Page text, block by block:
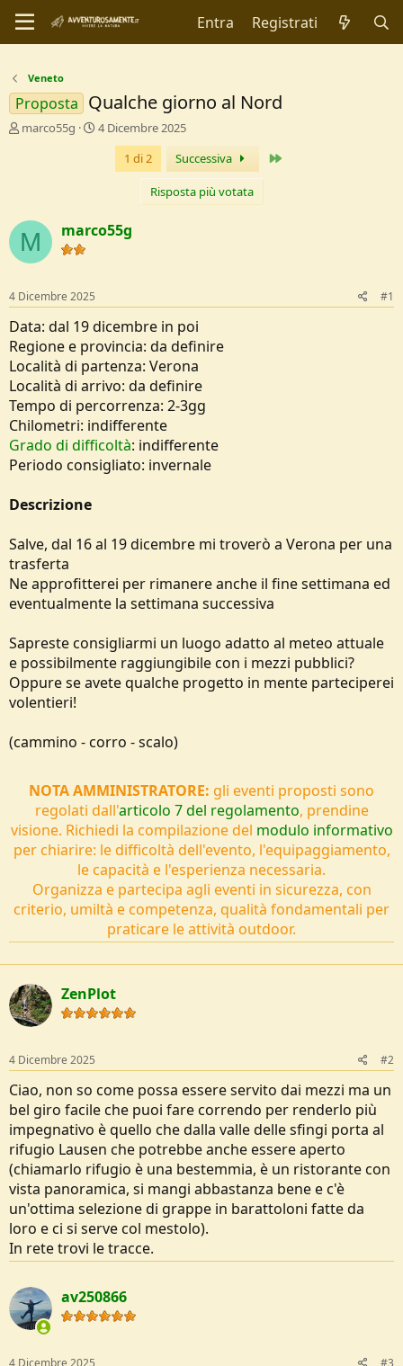
Entra Registrati
Veneto
Proposta Qualche giorno al Nord
C
r
e
D
s
c
u
s
s
i
o
n
marco55g
D
I
n
o
4 Dicembre 2025
1 di 2
Successiva
Risposta più votata
M marco55g
4 Dicembre 2025 #1
Data: dal 19 dicembre in poi
Regione e provincia: da definire
Località di partenza: Verona
Località di arrivo: da definire
Tempo di percorrenza: 2-3gg
Chilometri: indifferente
Grado di difficoltà: indifferente
Periodo consigliato: invernale
Descrizione
Salve, dal 16 al 19 dicembre mi troverò a Verona per una
trasferta
Ne approfitterei per rimanere anche il fine settimana ed
eventualmente la settimana successiva
Sapreste consigliarmi un luogo adatto al meteo attuale
e possibilmente raggiungibile con i mezzi pubblici?
Oppure se avete qualche progetto in mente parteciperei
volentieri!
(cammino - corro - scalo)
NOTA AMMINISTRATORE: gli eventi proposti sono
regolati dall'articolo 7 del regolamento, prendine
visione. Richiedi la compilazione del modulo informativo
per chiarire: le difficoltà dell'evento, l'equipaggiamento,
le capacità e l'esperienza necessaria.
Organizza e partecipa agli eventi in sicurezza, con
criterio, umiltà e competenza, qualità fondamentali per
praticare le attività outdoor.
ZenPlot
4 Dicembre 2025 #2
Ciao, non so come possa essere servito dai mezzi ma un
bel giro facile che puoi fare correndo per renderlo più
impegnativo è quello che dalla valle delle sfingi porta al
rifugio Lausen che potrebbe anche essere aperto
(chiamarlo rifugio è una bestemmia, è un ristorante con
vista panoramica, si mangi abbastanza bene e c'è
un'ottima selezione di grappe in barattoloni fatte da
loro e ci si serve col mestolo).
In rete trovi le tracce.
av250866
4 Dicembre 2025 #3